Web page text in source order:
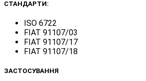
СТАНДАРТИ:
ISO 6722
FIAT 91107/03
FIAT 91107/17
FIAT 91107/18
ЗАСТОСУВАННЯ